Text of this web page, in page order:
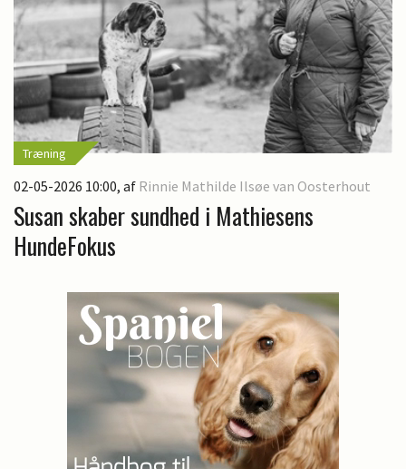
Træning
02-05-2026 10:00, af Rinnie Mathilde Ilsøe van Oosterhout
Susan skaber sundhed i Mathiesens
HundeFokus